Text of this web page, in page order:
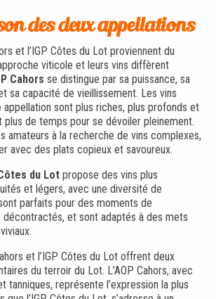
des deux appellations
et l’IGP Côtes du Lot proviennent du
viticole et leurs vins diffèrent
Cahors se distingue par sa puissance, sa
sa capacité de vieillissement. Les vins
sont plus riches, plus profonds et
plus de temps pour se dévoiler pleinement.
amateurs à la recherche de vins complexes,
avec des plats copieux et savoureux.
du Lot propose des vins plus
et légers, avec une diversité de
parfaits pour des moments de
décontractés, et sont adaptés à des mets
et l’IGP Côtes du Lot offrent deux
du terroir du Lot. L’AOP Cahors, avec
tanniques, représente l’expression la plus